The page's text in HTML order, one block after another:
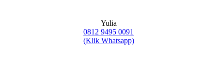
Yulia
0812 9495 0091
(Klik Whatsapp)